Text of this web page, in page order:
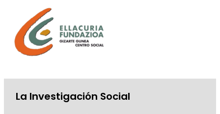
contenido
La Investigación Social